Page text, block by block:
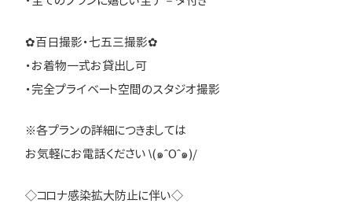
✿百日撮影・七五三撮影✿
・お着物一式お貸出し可
・完全プライベート空間のスタジオ撮影
※各プランの詳細につきましては
お気軽にお電話ください \(๑ˆOˆ๑)/
◇コロナ感染拡大防止に伴い◇